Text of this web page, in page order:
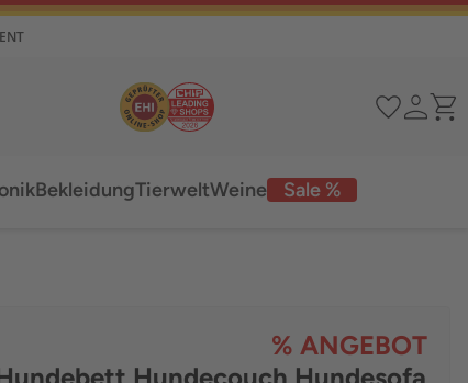
Sale %
BekleidungTierweltWeine
% ANGEBOT